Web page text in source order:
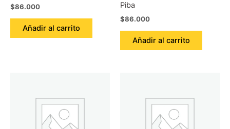
$86.000
Añadir al carrito
Piba
$86.000
Añadir al carrito